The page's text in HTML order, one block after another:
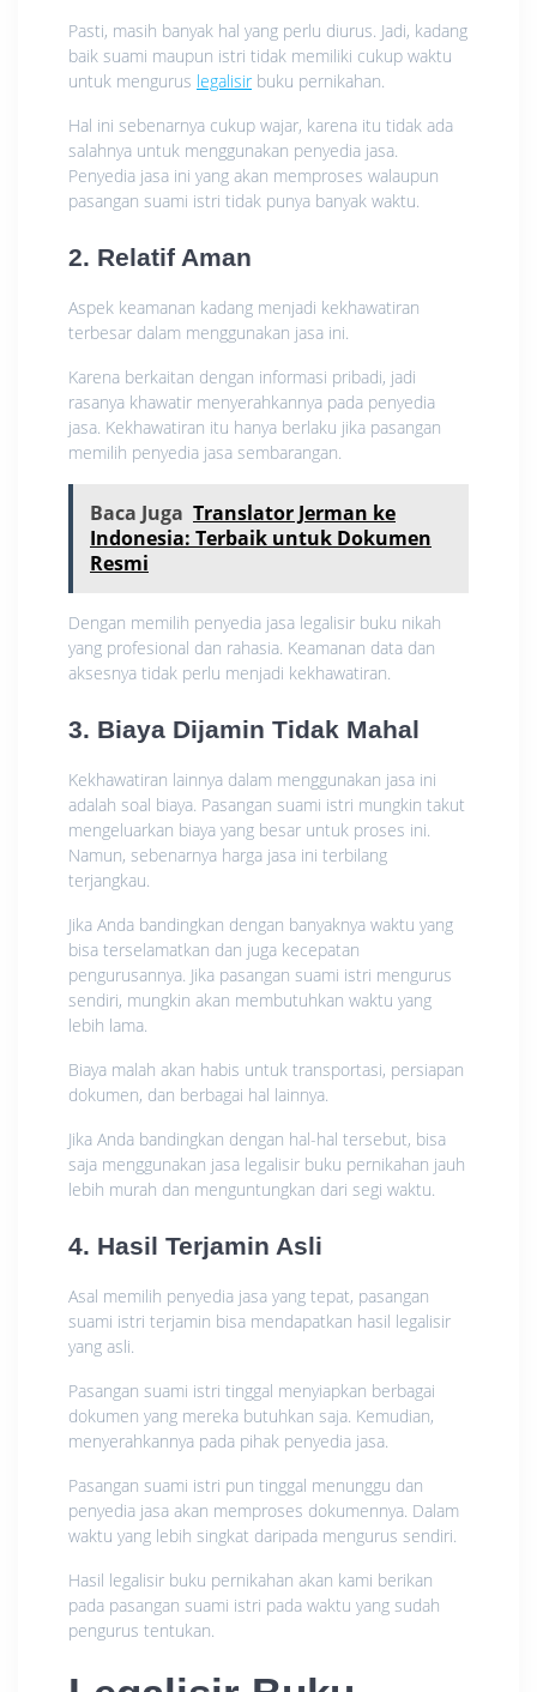
Pasti, masih banyak hal yang perlu diurus. Jadi, kadang
baik suami maupun istri tidak memiliki cukup waktu
untuk mengurus legalisir buku pernikahan.
Hal ini sebenarnya cukup wajar, karena itu tidak ada
salahnya untuk menggunakan penyedia jasa.
Penyedia jasa ini yang akan memproses walaupun
pasangan suami istri tidak punya banyak waktu.
2. Relatif Aman
Aspek keamanan kadang menjadi kekhawatiran
terbesar dalam menggunakan jasa ini.
Karena berkaitan dengan informasi pribadi, jadi
rasanya khawatir menyerahkannya pada penyedia
jasa. Kekhawatiran itu hanya berlaku jika pasangan
memilih penyedia jasa sembarangan.
Baca Juga Translator Jerman ke
Indonesia: Terbaik untuk Dokumen
Resmi
Dengan memilih penyedia jasa legalisir buku nikah
yang profesional dan rahasia. Keamanan data dan
aksesnya tidak perlu menjadi kekhawatiran.
3. Biaya Dijamin Tidak Mahal
Kekhawatiran lainnya dalam menggunakan jasa ini
adalah soal biaya. Pasangan suami istri mungkin takut
mengeluarkan biaya yang besar untuk proses ini.
Namun, sebenarnya harga jasa ini terbilang
terjangkau.
Jika Anda bandingkan dengan banyaknya waktu yang
bisa terselamatkan dan juga kecepatan
pengurusannya. Jika pasangan suami istri mengurus
sendiri, mungkin akan membutuhkan waktu yang
lebih lama.
Biaya malah akan habis untuk transportasi, persiapan
dokumen, dan berbagai hal lainnya.
Jika Anda bandingkan dengan hal-hal tersebut, bisa
saja menggunakan jasa legalisir buku pernikahan jauh
lebih murah dan menguntungkan dari segi waktu.
4. Hasil Terjamin Asli
Asal memilih penyedia jasa yang tepat, pasangan
suami istri terjamin bisa mendapatkan hasil legalisir
yang asli.
Pasangan suami istri tinggal menyiapkan berbagai
dokumen yang mereka butuhkan saja. Kemudian,
menyerahkannya pada pihak penyedia jasa.
Pasangan suami istri pun tinggal menunggu dan
penyedia jasa akan memproses dokumennya. Dalam
waktu yang lebih singkat daripada mengurus sendiri.
Hasil legalisir buku pernikahan akan kami berikan
pada pasangan suami istri pada waktu yang sudah
pengurus tentukan.